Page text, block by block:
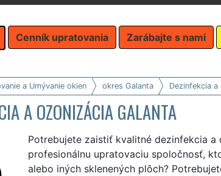
Cenník upratovania Zarábajte s nami
a Umývanie okien okres Galanta Dezinfekcia a
A OZONIZÁCIA GALANTA
Potrebujete zaistiť kvalitné dezinfekcia a
profesionálnu upratovaciu spoločnosť,
alebo iných sklenených plôch?